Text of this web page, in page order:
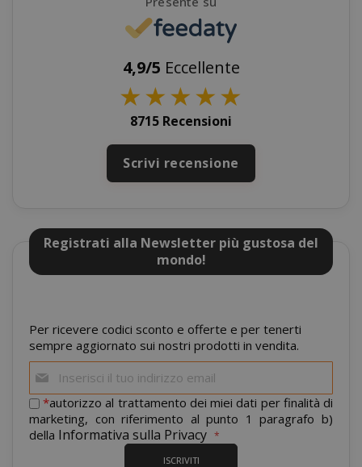
4,9/5 Eccellente
★★★★★
8715 Recensioni
Scrivi recensione
Registrati alla Newsletter più gustosa del
mondo!
Per ricevere codici sconto e offerte e per tenerti
sempre aggiornato sui nostri prodotti in vendita.
alla
nostra
newsletter:
*autorizzo al trattamento dei miei dati per finalità di
marketing, con riferimento al punto 1 paragrafo b)
della Informativa sulla Privacy
ISCRIVITI
CrossDomainCookieScriptConsent_105
recently_compared_product
recently_viewed_product_previous